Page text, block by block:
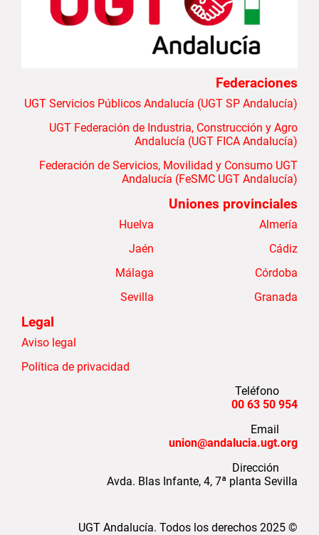
Federaciones
UGT Servicios Públicos Andalucía (UGT SP Andalucía)
UGT Federación de Industria, Construcción y Agro
Andalucía (UGT FICA Andalucía)
Federación de Servicios, Movilidad y Consumo UGT
Andalucía (FeSMC UGT Andalucía)
Uniones provinciales
Almería
Cádiz
Córdoba
Granada
Huelva
Jaén
Málaga
Sevilla
Legal
Aviso legal
Política de privacidad
Teléfono
954 50 63 00
Email
union@andalucia.ugt.org
Dirección
Avda. Blas Infante, 4, 7ª planta Sevilla
©
2025
UGT Andalucía. Todos los derechos